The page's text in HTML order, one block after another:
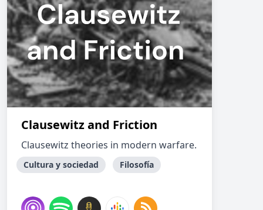
Clausewitz and Friction
Clausewitz theories in modern warfare.
Cultura y sociedad Filosofía